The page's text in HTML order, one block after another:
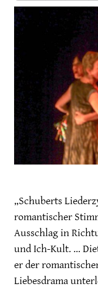
„Schuberts
romantischer
Ausschlag in
und Ich-Kult. …
er der
Liebesdrama